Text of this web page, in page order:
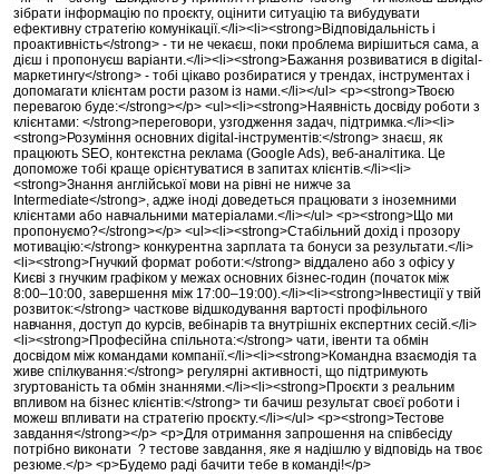
зібрати інформацію по проєкту, оцінити ситуацію та вибудувати
ефективну стратегію комунікації.</li><li><strong>Відповідальність і
проактивність</strong> - ти не чекаєш, поки проблема вирішиться сама, а
дієш і пропонуєш варіанти.</li><li><strong>Бажання розвиватися в digital-
маркетингу</strong> - тобі цікаво розбиратися у трендах, інструментах і
допомагати клієнтам рости разом із нами.</li></ul> <p><strong>Твоєю
перевагою буде:</strong></p> <ul><li><strong>Наявність досвіду роботи з
клієнтами: </strong>переговори, узгодження задач, підтримка.</li><li>
<strong>Розуміння основних digital-інструментів:</strong> знаєш, як
працюють SEO, контекстна реклама (Google Ads), веб-аналітика. Це
допоможе тобі краще орієнтуватися в запитах клієнтів.</li><li>
<strong>Знання англійської мови на рівні не нижче за
Intermediate</strong>, адже іноді доведеться працювати з іноземними
клієнтами або навчальними матеріалами.</li></ul> <p><strong>Що ми
пропонуємо?</strong></p> <ul><li><strong>Стабільний дохід і прозору
мотивацію:</strong> конкурентна зарплата та бонуси за результати.</li>
<li><strong>Гнучкий формат роботи:</strong> віддалено або з офісу у
Києві з гнучким графіком у межах основних бізнес-годин (початок між
8:00–10:00, завершення між 17:00–19:00).</li><li><strong>Інвестиції у твій
розвиток:</strong> часткове відшкодування вартості профільного
навчання, доступ до курсів, вебінарів та внутрішніх експертних сесій.</li>
<li><strong>Професійна спільнота:</strong> чати, івенти та обмін
досвідом між командами компанії.</li><li><strong>Командна взаємодія та
живе спілкування:</strong> регулярні активності, що підтримують
згуртованість та обмін знаннями.</li><li><strong>Проєкти з реальним
впливом на бізнес клієнтів:</strong> ти бачиш результат своєї роботи і
можеш впливати на стратегію проєкту.</li></ul> <p><strong>Тестове
завдання</strong></p> <p>Для отримання запрошення на співбесіду
потрібно виконати ? тестове завдання, яке я надішлю у відповідь на твоє
резюме.</p> <p>Будемо раді бачити тебе в команді!</p>